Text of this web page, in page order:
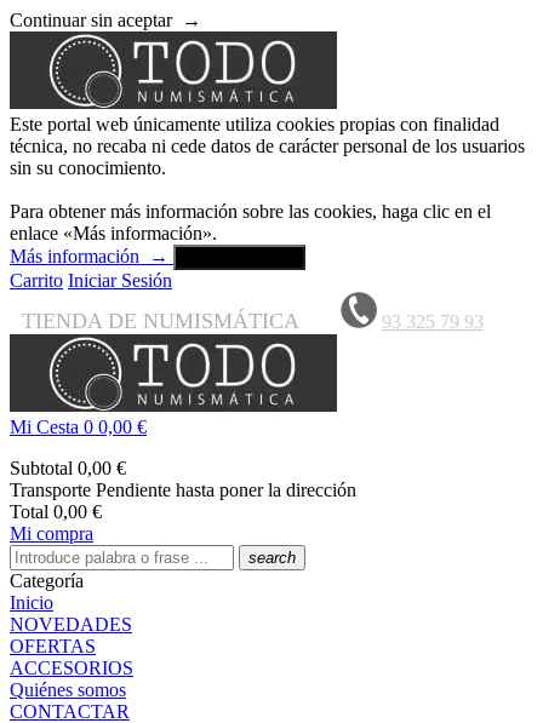
Continuar sin aceptar →
Este portal web únicamente utiliza cookies propias con finalidad
técnica, no recaba ni cede datos de carácter personal de los usuarios
sin su conocimiento.
Para obtener más información sobre las cookies, haga clic en el
enlace «Más información».
Más información
→
Carrito Iniciar Sesión
TIENDA DE NUMISMÁTICA 93 325 79 93
Mi Cesta 0 0,00 €
Subtotal 0,00 €
Transporte Pendiente hasta poner la dirección
Total 0,00 €
Mi compra
search
Categoría
Inicio
NOVEDADES
OFERTAS
ACCESORIOS
Quiénes somos
CONTACTAR